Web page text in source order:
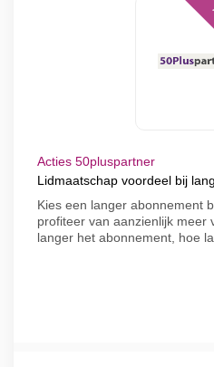
Acties 50pluspartner
Lidmaatschap voordeel bij
Kies een langer abonnement
profiteer van aanzienlijk meer
langer het abonnement, hoe